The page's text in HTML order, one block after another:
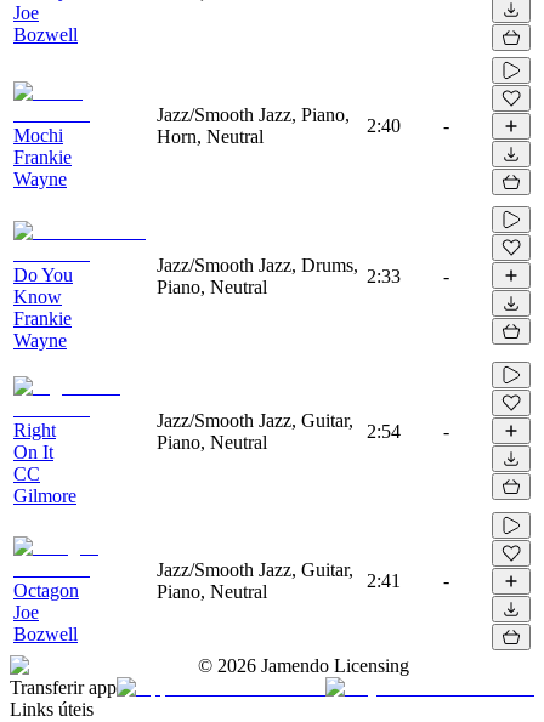
Joe
Bozwell
Mochi
Frankie
Wayne
Jazz/Smooth Jazz, Piano,
Horn, Neutral
2:40 -
Do You
Know
Frankie
Wayne
Jazz/Smooth Jazz, Drums,
Piano, Neutral
2:33 -
Right
On It
CC
Gilmore
Jazz/Smooth Jazz, Guitar,
Piano, Neutral
2:54 -
Octagon
Joe
Bozwell
Jazz/Smooth Jazz, Guitar,
Piano, Neutral
2:41 -
© 2026 Jamendo Licensing
Transferir app
Links úteis